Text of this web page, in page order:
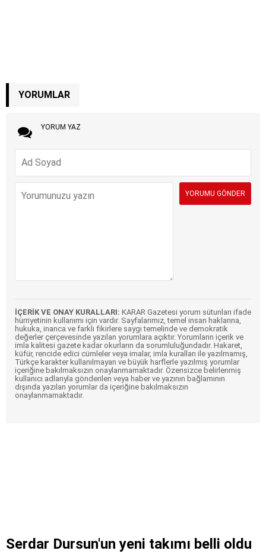
YORUMLAR
YORUM YAZ
İÇERİK VE ONAY KURALLARI: KARAR Gazetesi yorum sütunları ifade
hürriyetinin kullanımı için vardır. Sayfalarımız, temel insan haklarına,
hukuka, inanca ve farklı fikirlere saygı temelinde ve demokratik
değerler çerçevesinde yazılan yorumlara açıktır. Yorumların içerik ve
imla kalitesi gazete kadar okurların da sorumluluğundadır. Hakaret,
küfür, rencide edici cümleler veya imalar, imla kuralları ile yazılmamış,
Türkçe karakter kullanılmayan ve büyük harflerle yazılmış yorumlar
içeriğine bakılmaksızın onaylanmamaktadır. Özensizce belirlenmiş
kullanıcı adlarıyla gönderilen veya haber ve yazının bağlamının
dışında yazılan yorumlar da içeriğine bakılmaksızın
onaylanmamaktadır.
Serdar Dursun'un yeni takımı belli oldu